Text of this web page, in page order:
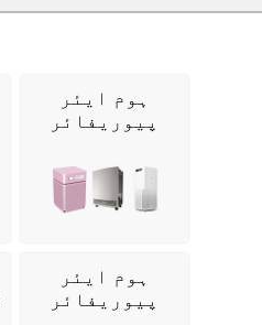
ہوم ایئر
پیوریفائر
ہوم ایئر
پیوریفائر